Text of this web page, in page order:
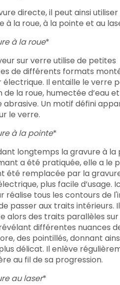
directe, il peut ainsi utiliser
à la roue, à la pointe et au
à la roue*
sur verre utilise de petites
de différents formats
électrique. Il entaille le verre
de la roue, humectée d’eau et
abrasive. Un motif défini
le verre.
à la pointe*
longtemps la gravure à la
a été pratiquée, elle a le
été remplacée par la
plus facile d’usage.
réalise tous les contours de
passer aux traits intérieurs. Il
alors des traits parallèles sur
différentes nuances
des pointillés, donnant
délicat. Il enlève
au fil de sa progression.
au laser*